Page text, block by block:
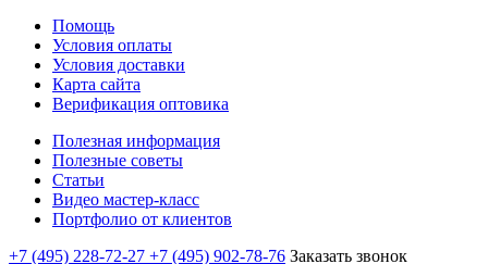
Помощь
Условия оплаты
Условия доставки
Карта сайта
Верификация оптовика
Полезная информация
Полезные советы
Статьи
Видео мастер-класс
Портфолио от клиентов
+7 (495) 228-72-27 +7 (495) 902-78-76 Заказать звонок